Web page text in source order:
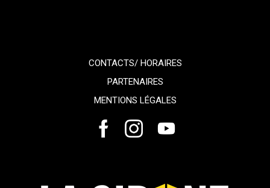
CONTACTS/ HORAIRES
PARTENAIRES
MENTIONS LÉGALES